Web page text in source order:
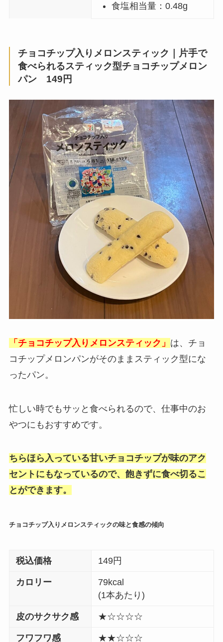
食塩相当量：0.48g
チョコチップ入りメロンスティック｜片手で
食べられるスティック型チョコチップメロン
パン 149円
「チョコチップ入りメロンスティック」 は、チョ
コチップメロンパンがそのままスティック型にな
ったパン。
忙しい時でもサッと食べられるので、仕事中のお
やつにもおすすめです。
ちらほら入っている甘いチョコチップが味のアク
セントにもなっているので、飽きずに食べ切るこ
とができます。
チョコチップ入りメロンスティックの味と食感の傾向
税込価格 149円
カロリー
79kcal
(1本あたり)
皮のサクサク感 ★☆☆☆☆
フワフワ感 ★★☆☆☆